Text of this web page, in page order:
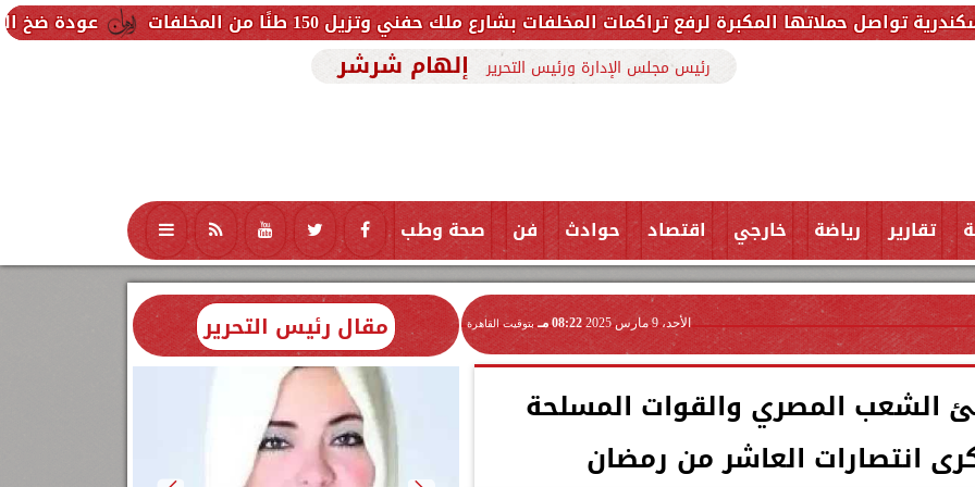
عودة ضخ المياه تدريجيًا لرفع تراكمات المخلفات بشارع ملك حفني وتزيل 150 طنًا من المخلفات
رئيس مجلس الإدارة ورئيس التحرير إلهام شرشر
تقارير رياضة خارجي اقتصاد حوادث فن صحة وطب تكنولوجيا منوعات محافظات
الأحد، 9 مارس 2025 08:22 مـ بتوقيت القاهرة
الشعب المصري والقوات المسلحة
انتصارات العاشر من رمضان
مقال رئيس التحرير